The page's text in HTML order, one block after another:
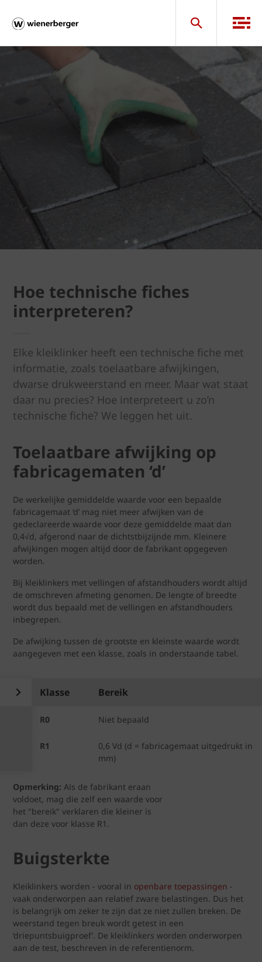
Hoe technische fiches
interpreteren?
Elke kleiklinker heeft een technische fiche met
informatie, zoals toelaatbare afwijkingen,
dwarse drukweerstand en meer. Maar wat staat
daar nu precies? Hoe interpreteert u zo’n
technische fiche? We leggen het uit.
Toelaatbare afwijking op
fabricagematen ‘d’
De werkelijke gemiddelde waarde voor een bepaalde
fabricagemaat ‘d’ mag niet meer afwijken van de
gedeclareerde waarde voor deze gemiddelde maat dan
0,4√d, afgerond naar de dichtstbijzijnde mm. Kleinere
afwijkingen mogen altijd door de fabrikant opgegeven
worden.
Bij kleiklinkers met vellingen of afstandhouders wordt altijd
de omschreven afmeting genomen. De lengte of breedte
wordt dus bepaald met de vellingen en afstandhouders
inbegrepen.
De afwijking tussen de grootste en kleinste waarde wordt
aangegeven met een klasse, zoals in onderstaande tabel.
Klasse
R0
R1
Bereik
Niet bepaald
0,6 Vd (d = fabricagemaat uitgedrukt in
mm)
Opmerking: Als de fabrikant eraan
voldoet, mag die zelf een waarde voor
het "bereik" verklaren die kleiner is
dan deze voor klasse R1.
Buigsterkte
Kleiklinkers worden - vooral in openbare toepassingen -
vaak onderworpen aan relatief zware belastingen. Dus het
is belangrijk om zeker te zijn dat ze niet zullen breken. De
weerstand tegen breuk wordt getest in een
‘driepuntsbuigproef’. De kleiklinkers worden onderworpen
aan de test, beschreven in de referentienorm.